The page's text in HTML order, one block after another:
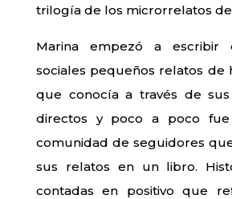
trilogía de los microrrelatos
Marina empezó a escribir
sociales pequeños relatos de
que conocía a través de sus
directos y poco a poco
comunidad de seguidores
sus relatos en un libro.
contadas en positivo que